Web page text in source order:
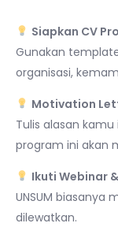
Siapkan CV
Gunakan
organisasi,
Motivation
Tulis alasan
program ini akan
Ikuti Webinar
UNSUM biasanya
dilewatkan.